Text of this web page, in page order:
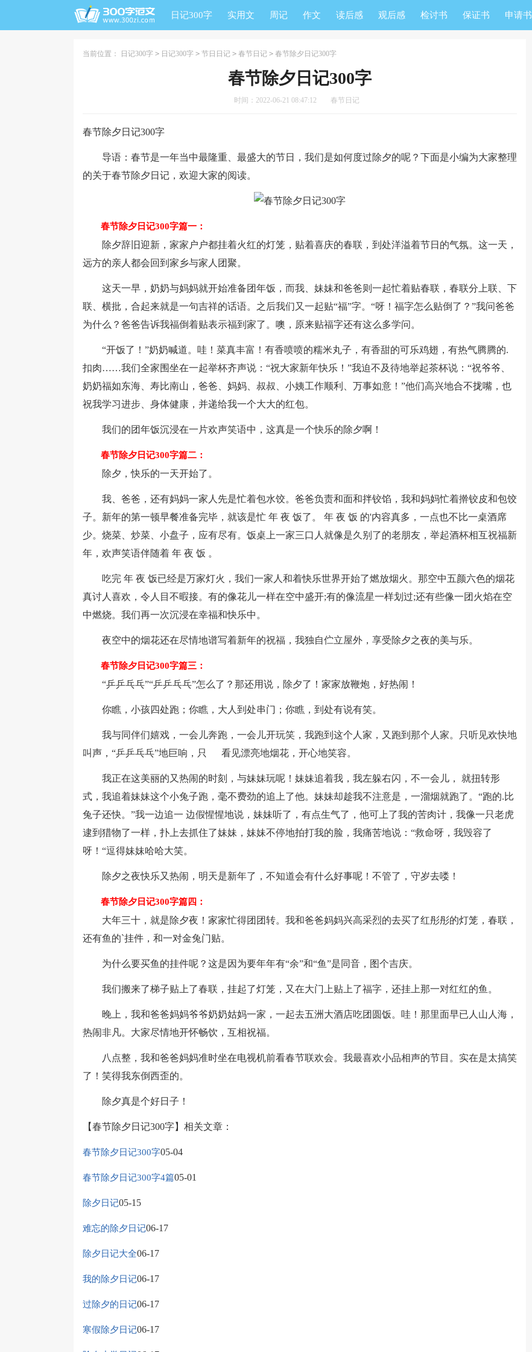
日记300字 实用文 周记 作文 读后感 观后感 检讨书 保证书 申请书
当前位置： 日记300字 > 日记300字 > 节日日记 > 春节日记 > 春节除夕日记300字
春节除夕日记300字
时间：2022-06-21 08:47:12 春节日记
春节除夕日记300字
导语：春节是一年当中最隆重、最盛大的节日，我们是如何度过除夕的呢？下面是小编为大家整理
的关于春节除夕日记，欢迎大家的阅读。
春节除夕日记300字篇一：
除夕辞旧迎新，家家户户都挂着火红的灯笼，贴着喜庆的春联，到处洋溢着节日的气氛。这一天，
远方的亲人都会回到家乡与家人团聚。
这天一早，奶奶与妈妈就开始准备团年饭，而我、妹妹和爸爸则一起忙着贴春联，春联分上联、下
联、横批，合起来就是一句吉祥的话语。之后我们又一起贴“福”字。“呀！福字怎么贴倒了？”我问爸爸
为什么？爸爸告诉我福倒着贴表示福到家了。噢，原来贴福字还有这么多学问。
“开饭了！”奶奶喊道。哇！菜真丰富！有香喷喷的糯米丸子，有香甜的可乐鸡翅，有热气腾腾的.
扣肉……我们全家围坐在一起举杯齐声说：“祝大家新年快乐！”我迫不及待地举起茶杯说：“祝爷爷、
奶奶福如东海、寿比南山，爸爸、妈妈、叔叔、小姨工作顺利、万事如意！”他们高兴地合不拢嘴，也
祝我学习进步、身体健康，并递给我一个大大的红包。
我们的团年饭沉浸在一片欢声笑语中，这真是一个快乐的除夕啊！
春节除夕日记300字篇二：
除夕，快乐的一天开始了。
我、爸爸，还有妈妈一家人先是忙着包水饺。爸爸负责和面和拌铰馅，我和妈妈忙着擀铰皮和包饺
子。新年的第一顿早餐准备完毕，就该是忙 年 夜 饭了。 年 夜 饭 的'内容真多，一点也不比一桌酒席
少。烧菜、炒菜、小盘子，应有尽有。饭桌上一家三口人就像是久别了的老朋友，举起酒杯相互祝福新
年，欢声笑语伴随着 年 夜 饭 。
吃完 年 夜 饭已经是万家灯火，我们一家人和着快乐世界开始了燃放烟火。那空中五颜六色的烟花
真讨人喜欢，令人目不暇接。有的像花儿一样在空中盛开;有的像流星一样划过;还有些像一团火焰在空
中燃烧。我们再一次沉浸在幸福和快乐中。
夜空中的烟花还在尽情地谱写着新年的祝福，我独自伫立屋外，享受除夕之夜的美与乐。
春节除夕日记300字篇三：
“乒乒乓乓”“乒乒乓乓”怎么了？那还用说，除夕了！家家放鞭炮，好热闹！
你瞧，小孩四处跑；你瞧，大人到处串门；你瞧，到处有说有笑。
我与同伴们嬉戏，一会儿奔跑，一会儿开玩笑，我跑到这个人家，又跑到那个人家。只听见欢快地
叫声，“乒乒乓乓”地巨响，只 看见漂亮地烟花，开心地笑容。
我正在这美丽的又热闹的时刻，与妹妹玩呢！妹妹追着我，我左躲右闪，不一会儿， 就扭转形
式，我追着妹妹这个小兔子跑，毫不费劲的追上了他。妹妹却趁我不注意是，一溜烟就跑了。“跑的.比
兔子还快。”我一边追一 边假惺惺地说，妹妹听了，有点生气了，他可上了我的苦肉计，我像一只老虎
逮到猎物了一样，扑上去抓住了妹妹，妹妹不停地拍打我的脸，我痛苦地说：“救命呀，我毁容了
呀！“逗得妹妹哈哈大笑。
除夕之夜快乐又热闹，明天是新年了，不知道会有什么好事呢！不管了，守岁去喽！
春节除夕日记300字篇四：
大年三十，就是除夕夜！家家忙得团团转。我和爸爸妈妈兴高采烈的去买了红彤彤的灯笼，春联，
还有鱼的`挂件，和一对金兔门贴。
为什么要买鱼的挂件呢？这是因为要年年有“余”和“鱼”是同音，图个吉庆。
我们搬来了梯子贴上了春联，挂起了灯笼，又在大门上贴上了福字，还挂上那一对红红的鱼。
晚上，我和爸爸妈妈爷爷奶奶姑妈一家，一起去五洲大酒店吃团圆饭。哇！那里面早已人山人海，
热闹非凡。大家尽情地开怀畅饮，互相祝福。
八点整，我和爸爸妈妈准时坐在电视机前看春节联欢会。我最喜欢小品相声的节目。实在是太搞笑
了！笑得我东倒西歪的。
除夕真是个好日子！
【春节除夕日记300字】相关文章：
春节除夕日记300字05-04
春节除夕日记300字4篇05-01
除夕日记05-15
难忘的除夕日记06-17
除夕日记大全06-17
我的除夕日记06-17
过除夕的日记06-17
寒假除夕日记06-17